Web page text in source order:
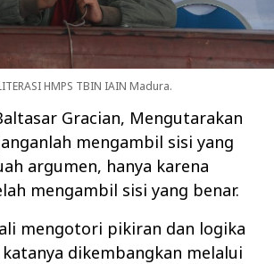
HMPS TBIN IAIN Madura.
Gracian, Mengutarakan
mengambil sisi yang
argumen, hanya karena
mengambil sisi yang benar.
mengotori pikiran dan logika
dikembangkan melalui